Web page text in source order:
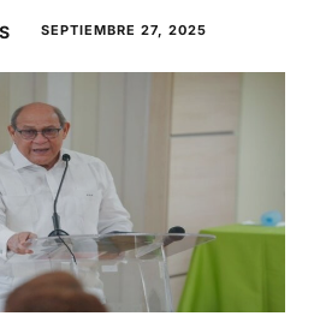
SEPTIEMBRE 27, 2025